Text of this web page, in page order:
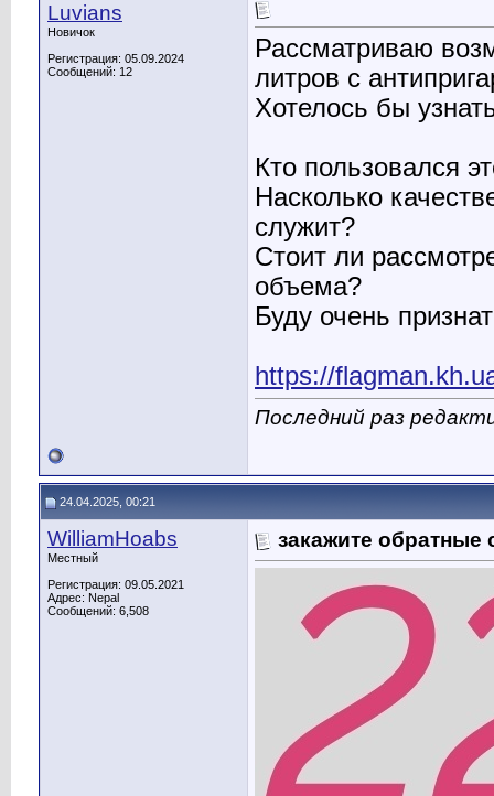
Luvians
Новичок
Регистрация: 05.09.2024
Сообщений: 12
Рассматриваю
литров с
Хотелось бы
Кто пользовался
Насколько
служит?
Стоит ли
объема?
Буду очень
https://
Последний раз
24.04.2025, 00:21
WilliamHoabs
Местный
Регистрация: 09.05.2021
Адрес: Nepal
Сообщений: 6,508
закажите